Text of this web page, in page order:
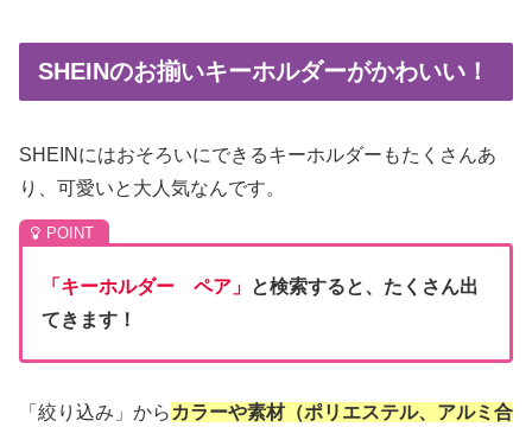
SHEINのお揃いキーホルダーがかわいい！
SHEINにはおそろいにできるキーホルダーもたくさんあ
り、可愛いと大人気なんです。
「キーホルダー ペア」 と検索すると、たくさん出
てきます！
「絞り込み」からカラーや素材（ポリエステル、アルミ合